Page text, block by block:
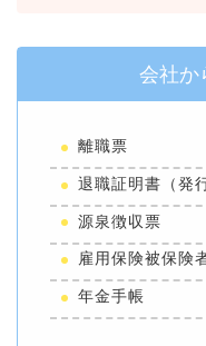
会社か
離職票
退職証明書（発
源泉徴収票
雇用保険被保険
年金手帳